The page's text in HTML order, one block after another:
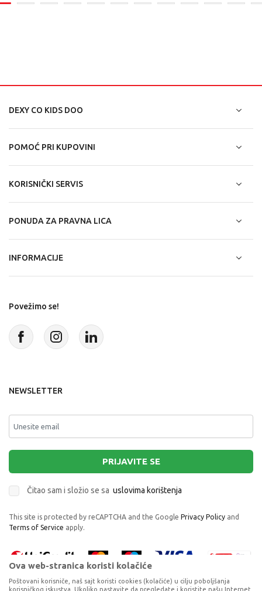
DEXY CO KIDS DOO
POMOĆ PRI KUPOVINI
KORISNIČKI SERVIS
PONUDA ZA PRAVNA LICA
INFORMACIJE
Povežimo se!
NEWSLETTER
PRIJAVITE SE
Čitao sam i složio se sa uslovima korištenja
This site is protected by reCAPTCHA and the Google Privacy Policy and
Terms of Service apply.
Ova web-stranica koristi kolačiće
Poštovani korisniče, naš sajt koristi cookies (kolačiće) u cilju poboljšanja
korisničkog iskustva. Ukoliko nastavite da pregledate i koristite našu Internet